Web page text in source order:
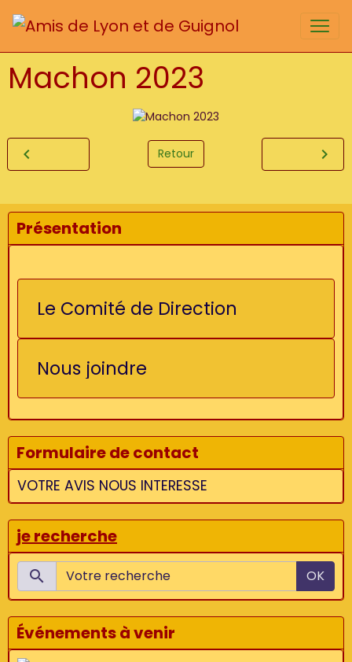
Machon 2023
Retour
Présentation
Le Comité de Direction
Nous joindre
Formulaire de contact
VOTRE AVIS NOUS INTERESSE
je recherche
OK
Événements à venir